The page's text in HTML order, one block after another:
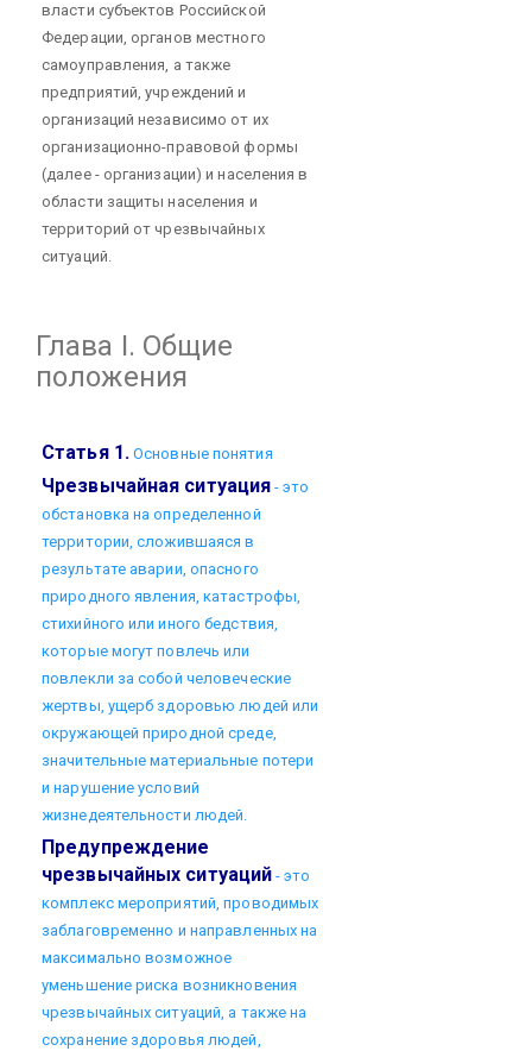
власти субъектов Российской
Федерации, органов местного
самоуправления, а также
предприятий, учреждений и
организаций независимо от их
организационно-правовой формы
(далее - организации) и населения в
области защиты населения и
территорий от чрезвычайных
ситуаций.
Глава I. Общие
положения
Статья 1. Основные понятия
Чрезвычайная ситуация - это
обстановка на определенной
территории, сложившаяся в
результате аварии, опасного
природного явления, катастрофы,
стихийного или иного бедствия,
которые могут повлечь или
повлекли за собой человеческие
жертвы, ущерб здоровью людей или
окружающей природной среде,
значительные материальные потери
и нарушение условий
жизнедеятельности людей.
Предупреждение
чрезвычайных ситуаций - это
комплекс мероприятий, проводимых
заблаговременно и направленных на
максимально возможное
уменьшение риска возникновения
чрезвычайных ситуаций, а также на
сохранение здоровья людей,